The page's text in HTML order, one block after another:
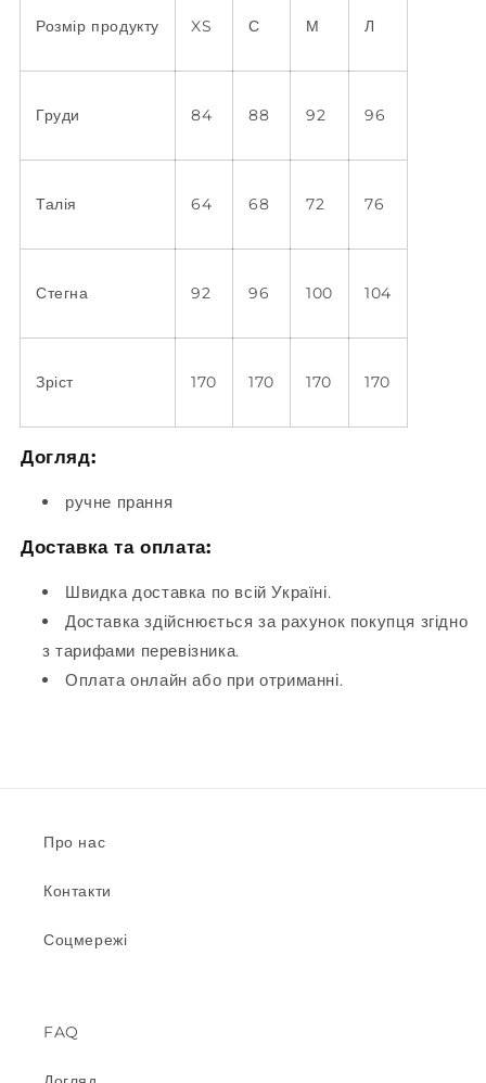
Розмір продукту XS С М Л
Груди 84 88 92 96
Талія 64 68 72 76
Стегна 92 96 100 104
Зріст 170 170 170 170
Догляд:
ручне прання
Доставка та оплата:
Швидка доставка по всій Україні.
Доставка здійснюється за рахунок покупця згідно
з тарифами перевізника.
Оплата онлайн або при отриманні.
Про нас
Контакти
Соцмережі
FAQ